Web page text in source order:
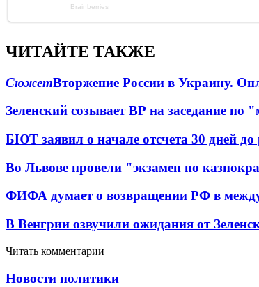
ЧИТАЙТЕ ТАКЖЕ
СюжетВторжение России в Украину.
Зеленский созывает ВР на заседание по
БЮТ заявил о начале отсчета 30 дней до
Во Львове провели "экзамен по
ФИФА думает о возвращении РФ в
В Венгрии озвучили ожидания от
Читать комментарии
Новости политики